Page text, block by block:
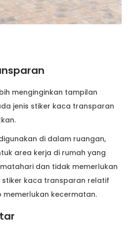
menginginkan tampilan
jenis stiker kaca transparan
di dalam ruangan,
area kerja di rumah yang
dan tidak memerlukan
stiker kaca transparan relatif
memerlukan kecermatan.